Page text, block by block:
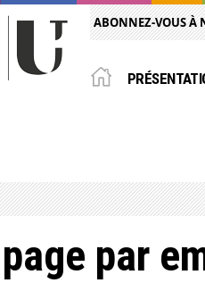
ABONNEZ-VOUS À
par